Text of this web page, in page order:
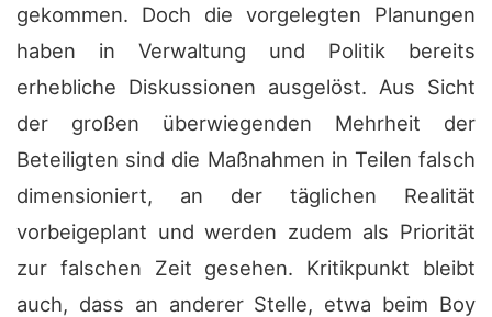
gekommen. Doch die vorgelegten Planungen
haben in Verwaltung und Politik bereits
erhebliche Diskussionen ausgelöst. Aus Sicht
der großen überwiegenden Mehrheit der
Beteiligten sind die Maßnahmen in Teilen falsch
dimensioniert, an der täglichen Realität
vorbeigeplant und werden zudem als Priorität
zur falschen Zeit gesehen. Kritikpunkt bleibt
auch, dass an anderer Stelle, etwa beim Boy